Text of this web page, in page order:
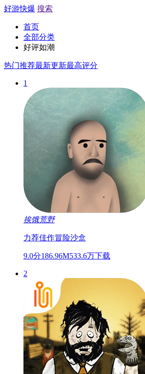
好游快爆 搜索
首页
全部分类
好评如潮
热门推荐最新更新最高评分
1
挨饿荒野
力荐佳作冒险沙盒
9.0分186.96M533.6万下载
2